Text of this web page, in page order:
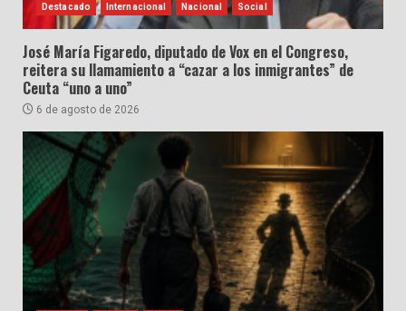
Destacado Internacional Nacional Social
José María Figaredo, diputado de Vox en el Congreso,
reitera su llamamiento a “cazar a los inmigrantes” de
Ceuta “uno a uno”
6 de agosto de 2026